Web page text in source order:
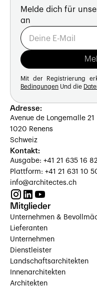
Melde dich für
an
Mit der Registrierung
Bedingungen Und die
Adresse:
Avenue de Longemalle 21
1020 Renens
Schweiz
Kontakt:
Ausgabe: +41 21 635 16 82
Plattform: +41 21 631 10
info@architectes.ch
Mitglieder
Unternehmen &
Lieferanten
Unternehmen
Dienstleister
Landschaftsarchitekten
Innenarchitekten
Architekten